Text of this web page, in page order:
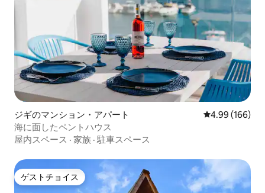
ジギのマンション・アパート レビュー166
4.99 (166)
海に面したペントハウス
屋内スペース · 家族 ·駐車スペース
ゲストチョイス
ゲストチョイス